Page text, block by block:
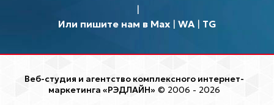
Или пишите нам в Max| WA| TG
Веб-студия и агентство комплексного интернет-
маркетинга «РЭДЛАЙН» © 2006 - 2026